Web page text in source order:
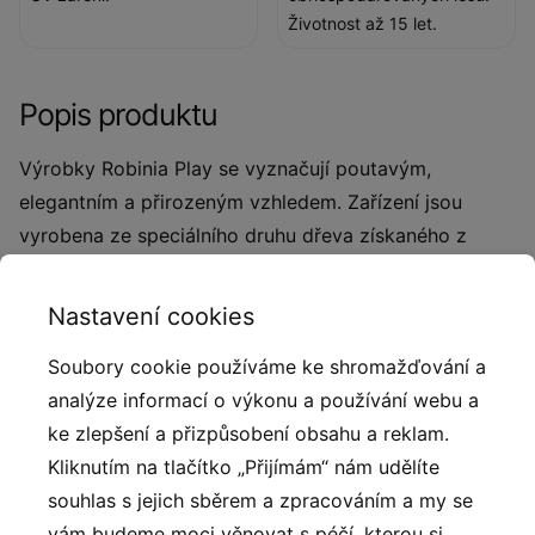
Životnost až 15 let.
Popis produktu
Výrobky Robinia Play se vyznačují poutavým,
elegantním a přirozeným vzhledem. Zařízení jsou
vyrobena ze speciálního druhu dřeva získaného z
účelu. Dřevo obsahuje velké množství olejů, které jsou
před hnilobnými procesy a škůdci. Díky této ochraně
si zachovává svůj estetický vzhled a pevnost po
mnoho let. Dřevo je mimořádně trvanlivé a odolné vůči
povětrnostním podmínkám. Výrobky se skládají
převážně z jádrového dřeva, které je velmi odolné a
Nastavení cookies
Soubory cookie používáme ke shromažďování a
analýze informací o výkonu a používání webu a
ke zlepšení a přizpůsobení obsahu a reklam.
Kliknutím na tlačítko „Přijímám“ nám udělíte
souhlas s jejich sběrem a zpracováním a my se